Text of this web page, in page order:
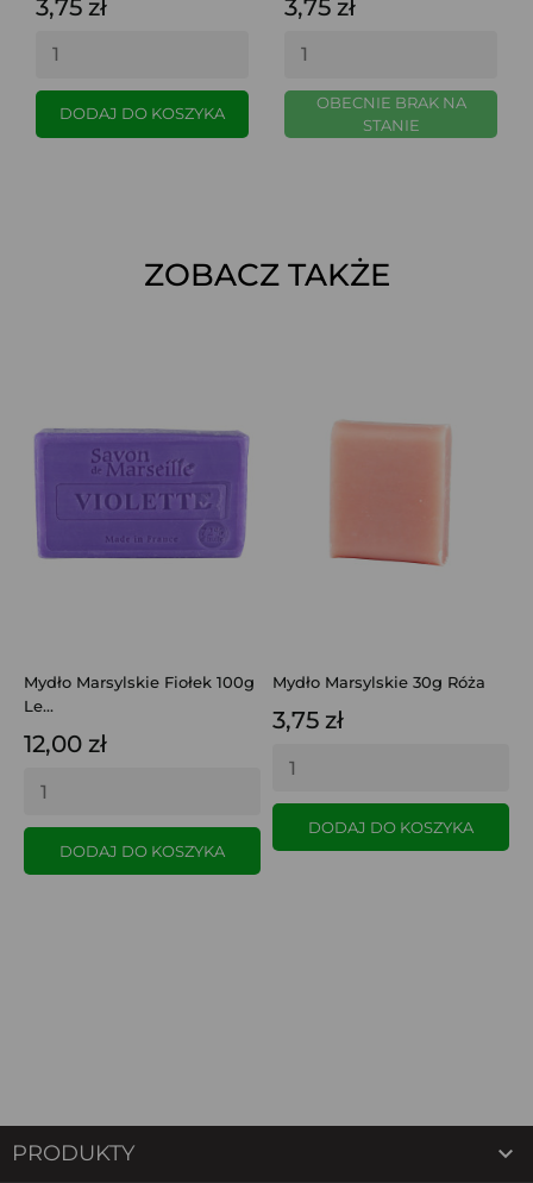
3,75 zł
DODAJ DO KOSZYKA
3,75 zł
OBECNIE BRAK NA
STANIE
ZOBACZ TAKŻE
Mydło Marsylskie Fiołek 100g
Le...
12,00 zł
DODAJ DO KOSZYKA
Mydło Marsylskie 30g Róża
3,75 zł
DODAJ DO KOSZYKA
PRODUKTY 